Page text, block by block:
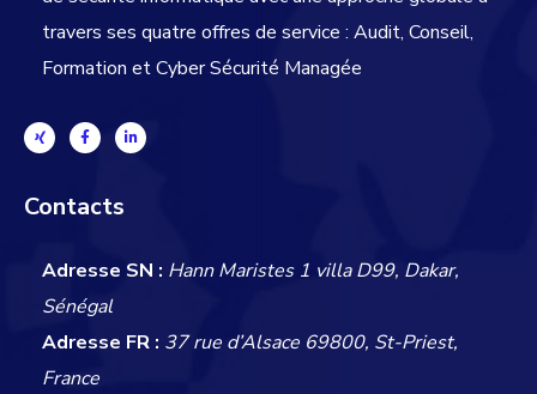
travers ses quatre offres de service : Audit, Conseil,
Formation et Cyber Sécurité Managée
Contacts
Adresse SN : Hann Maristes 1 villa D99, Dakar,
Sénégal
Adresse FR : 37 rue d’Alsace 69800, St-Priest,
France